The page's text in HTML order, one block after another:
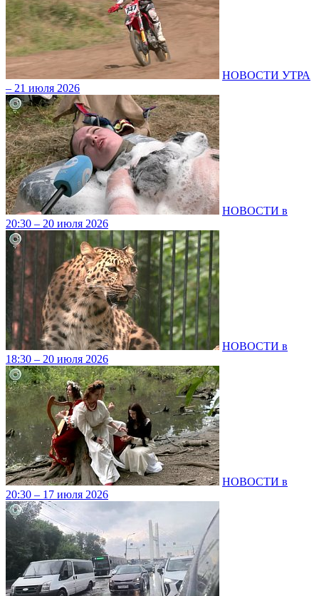
НОВОСТИ УТРА
– 21 июля 2026
НОВОСТИ в
20:30 – 20 июля 2026
НОВОСТИ в
18:30 – 20 июля 2026
НОВОСТИ в
20:30 – 17 июля 2026